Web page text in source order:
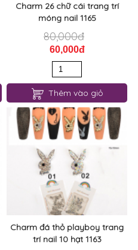
Charm 26 chữ cái trang trí
móng nail 1165
80,000đ
60,000đ
Thêm vào giỏ
Charm đá thỏ playboy trang
trí nail 10 hạt 1163